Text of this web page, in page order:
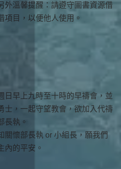
外溫馨提醒：請遵守圖書資源借
項目，以便他人使用。
日早上九時至十時的早禱會，並
士，一起守望教會，欲加入代禱
長執。
關懷部長執 or 小組長，願我們
內的平安。